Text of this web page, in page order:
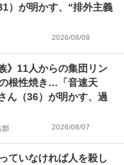
）が明かす、“排外主義
2026/08/08
》11人からの集団リン
根性焼き…「音速天
ん（36）が明かす、過
部 2026/08/07
ていなければ人を殺し